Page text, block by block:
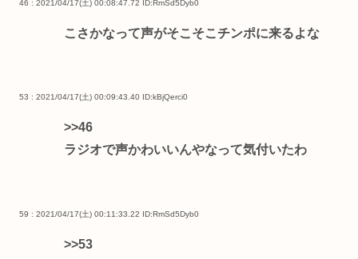
46 : 2021/04/17(土) 00:08:47.72 ID:RmSd5Dyb0
こさかなって声がそこそこチンポに来るよな
53 : 2021/04/17(土) 00:09:43.40 ID:kBjQerci0
>>46
ラジオで声かわいいんやなって気付いたわ
59 : 2021/04/17(土) 00:11:33.22 ID:RmSd5Dyb0
>>53